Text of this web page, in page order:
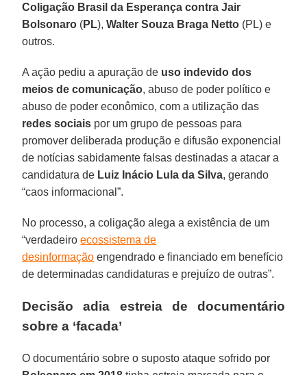
Coligação Brasil da Esperança contra Jair
Bolsonaro (PL),Walter Souza Braga Netto (PL) e
outros.
A ação pediu a apuração de uso indevido dos
meios de comunicação, abuso de poder político e
abuso de poder econômico, com a utilização das
redes sociais por um grupo de pessoas para
promover deliberada produção e difusão exponencial
de notícias sabidamente falsas destinadas a atacar a
candidatura de Luiz Inácio Lula da Silva, gerando
“caos informacional”.
No processo, a coligação alega a existência de um
“verdadeiroecossistema de
desinformação engendrado e financiado em benefício
de determinadas candidaturas e prejuízo de outras”.
Decisão adia estreia de documentário
sobre a ‘facada’
O documentário sobre o suposto ataque sofrido por